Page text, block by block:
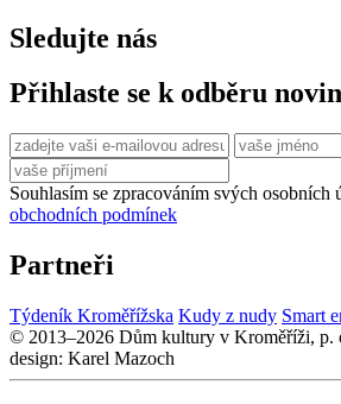
Sledujte nás
Přihlaste se k odběru
Souhlasím se zpracováním svých osobních
obchodních podmínek
Partneři
Týdeník Kroměřížska Kudy z nudy Smart
© 2013–2026 Dům kultury v Kroměříži, p.
design: Karel Mazoch